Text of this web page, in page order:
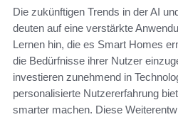
Die zukünftigen Trends in der AI
deuten auf eine verstärkte
Lernen hin, die es Smart Homes
die Bedürfnisse ihrer Nutzer
investieren zunehmend in
personalisierte Nutzererfahrung
smarter machen. Diese